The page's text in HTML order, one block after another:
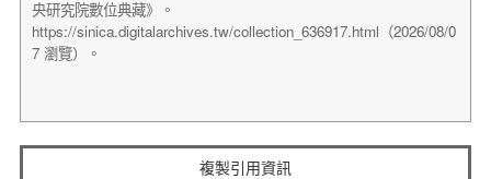
複製引用資訊